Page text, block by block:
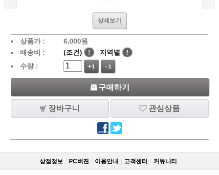
상세보기
상품가 : 6,000원
배송비 :
(조건) ! 지역별
!
수량 :
+1 -1
구매하기
장바구니 관심상품
상점정보 PC버젼 이용안내 고객센터 커뮤니티